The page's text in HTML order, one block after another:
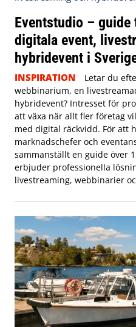
Eventstudio –
digitala event,
hybridevent i
INSPIRATION
Letar du
webbinarium, en
hybridevent? Intresset för
att växa när allt fler företag
med digital räckvidd. För att
marknadschefer och
sammanställt en guide över
erbjuder professionella
livestreaming, webbinarier